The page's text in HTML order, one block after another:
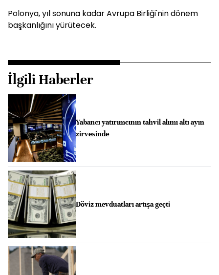
Polonya, yıl sonuna kadar Avrupa Birliği'nin dönem
başkanlığını yürütecek.
İlgili Haberler
Yabancı yatırımcının tahvil alımı altı ayın
zirvesinde
Döviz mevduatları artışa geçti